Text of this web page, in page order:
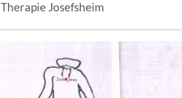
Therapie Josefsheim